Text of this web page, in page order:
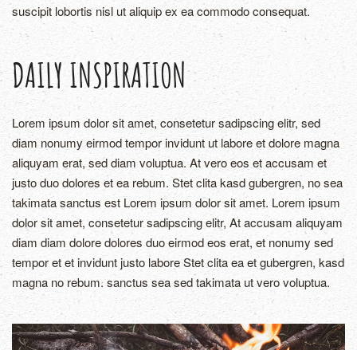
suscipit lobortis nisl ut aliquip ex ea commodo consequat.
DAILY INSPIRATION
Lorem ipsum dolor sit amet, consetetur sadipscing elitr, sed
diam nonumy eirmod tempor invidunt ut labore et dolore magna
aliquyam erat, sed diam voluptua. At vero eos et accusam et
justo duo dolores et ea rebum. Stet clita kasd gubergren, no sea
takimata sanctus est Lorem ipsum dolor sit amet. Lorem ipsum
dolor sit amet, consetetur sadipscing elitr, At accusam aliquyam
diam diam dolore dolores duo eirmod eos erat, et nonumy sed
tempor et et invidunt justo labore Stet clita ea et gubergren, kasd
magna no rebum. sanctus sea sed takimata ut vero voluptua.